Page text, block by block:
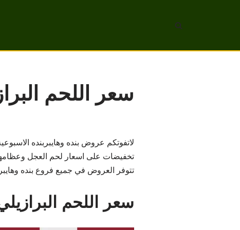
سعر اللحم
لاتفوتكم عروض بنده وهايبربنده
تخفيضات على اسعار لحم العجل
تتوفر العروض في جميع فروع بنده وهايبربنده
سعر اللحم